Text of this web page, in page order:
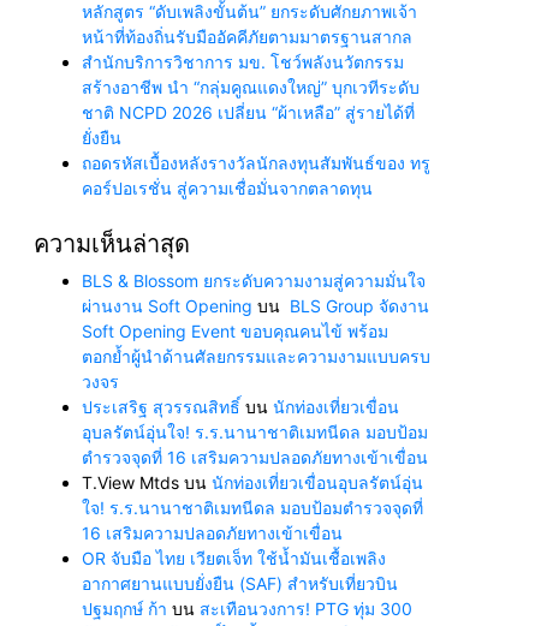
หลักสูตร “ดับเพลิงขั้นต้น” ยกระดับศักยภาพเจ้า
หน้าที่ท้องถิ่นรับมืออัคคีภัยตามมาตรฐานสากล
สำนักบริการวิชาการ มข. โชว์พลังนวัตกรรม
สร้างอาชีพ นำ “กลุ่มคูณแดงใหญ่” บุกเวทีระดับ
ชาติ NCPD 2026 เปลี่ยน “ผ้าเหลือ” สู่รายได้ที่
ยั่งยืน
ถอดรหัสเบื้องหลังรางวัลนักลงทุนสัมพันธ์ของ ทรู
คอร์ปอเรชั่น สู่ความเชื่อมั่นจากตลาดทุน
ความเห็นล่าสุด
BLS & Blossom ยกระดับความงามสู่ความมั่นใจ
ผ่านงาน Soft Opening บน BLS Group จัดงาน
Soft Opening Event ขอบคุณคนไข้ พร้อม
ตอกย้ำผู้นำด้านศัลยกรรมและความงามแบบครบ
วงจร
ประเสริฐ สุวรรณสิทธิ์ บน นักท่องเที่ยวเขื่อน
อุบลรัตน์อุ่นใจ! ร.ร.นานาชาติเมทนีดล มอบป้อม
ตำรวจจุดที่ 16 เสริมความปลอดภัยทางเข้าเขื่อน
T.View Mtds บน นักท่องเที่ยวเขื่อนอุบลรัตน์อุ่น
ใจ! ร.ร.นานาชาติเมทนีดล มอบป้อมตำรวจจุดที่
16 เสริมความปลอดภัยทางเข้าเขื่อน
OR จับมือ ไทย เวียตเจ็ท ใช้น้ำมันเชื้อเพลิง
อากาศยานแบบยั่งยืน (SAF) สำหรับเที่ยวบิน
ปฐมฤกษ์ ก้า บน สะเทือนวงการ! PTG ทุ่ม 300